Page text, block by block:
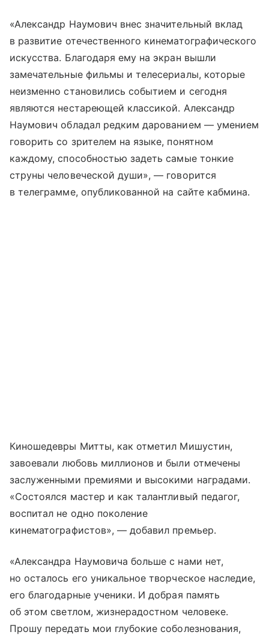
«Александр Наумович внес значительный вклад
в развитие отечественного кинематографического
искусства. Благодаря ему на экран вышли
замечательные фильмы и телесериалы, которые
неизменно становились событием и сегодня
являются нестареющей классикой. Александр
Наумович обладал редким дарованием — умением
говорить со зрителем на языке, понятном
каждому, способностью задеть самые тонкие
струны человеческой души», — говорится
в телеграмме, опубликованной на сайте кабмина.
Киношедевры Митты, как отметил Мишустин,
завоевали любовь миллионов и были отмечены
заслуженными премиями и высокими наградами.
«Состоялся мастер и как талантливый педагог,
воспитал не одно поколение
кинематографистов», — добавил премьер.
«Александра Наумовича больше с нами нет,
но осталось его уникальное творческое наследие,
его благодарные ученики. И добрая память
об этом светлом, жизнерадостном человеке.
Прошу передать мои глубокие соболезнования,